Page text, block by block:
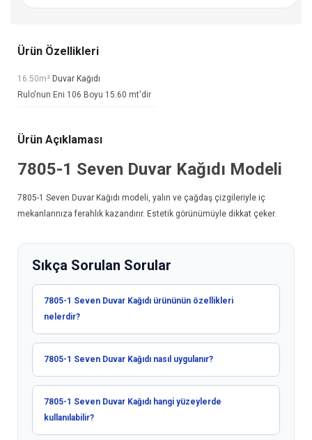
Ürün Özellikleri
16.50m² Duvar Kağıdı
Rulo'nun Eni 106 Boyu 15.60 mt'dir
Ürün Açıklaması
7805-1 Seven Duvar Kağıdı Modeli
7805-1 Seven Duvar Kağıdı modeli, yalın ve çağdaş çizgileriyle iç
mekanlarınıza ferahlık kazandırır. Estetik görünümüyle dikkat çeker.
Sıkça Sorulan Sorular
7805-1 Seven Duvar Kağıdı ürününün özellikleri
nelerdir?
7805-1 Seven Duvar Kağıdı nasıl uygulanır?
7805-1 Seven Duvar Kağıdı hangi yüzeylerde
kullanılabilir?